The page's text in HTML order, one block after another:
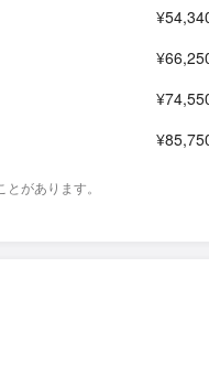
があります。